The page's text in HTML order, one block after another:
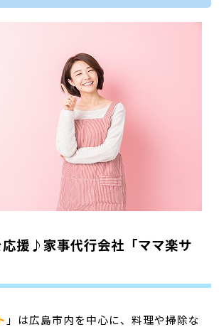
援♪家事代行会社「ママ楽サ
」は広島市内を中心に、料理や掃除な